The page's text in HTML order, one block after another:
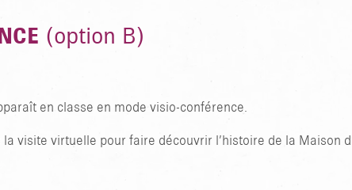
(option B)
en classe en mode visio-conférence.
visite virtuelle pour faire découvrir l’histoire de la Maison